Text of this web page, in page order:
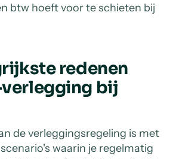
btw hoeft voor te schieten bij
redenen
bij
de verleggingsregeling is met
waarin je regelmatig